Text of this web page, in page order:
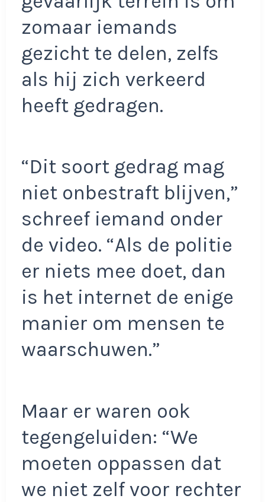
zomaar iemands
gezicht te delen, zelfs
als hij zich verkeerd
heeft gedragen.
“Dit soort gedrag mag
niet onbestraft blijven,”
schreef iemand onder
de video. “Als de politie
er niets mee doet, dan
is het internet de enige
manier om mensen te
waarschuwen.”
Maar er waren ook
tegengeluiden: “We
moeten oppassen dat
we niet zelf voor rechter